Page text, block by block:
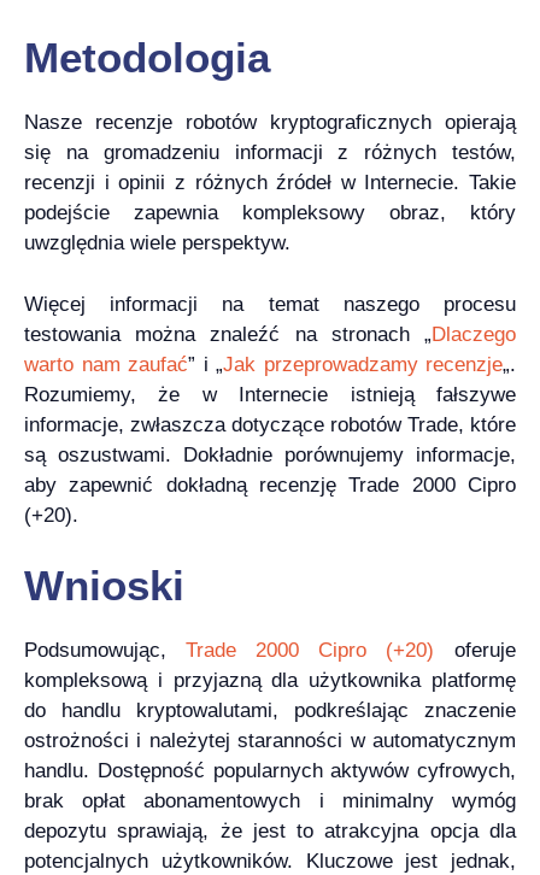
Metodologia
Nasze recenzje robotów kryptograficznych opierają
się na gromadzeniu informacji z różnych testów,
recenzji i opinii z różnych źródeł w Internecie. Takie
podejście zapewnia kompleksowy obraz, który
uwzględnia wiele perspektyw.
Więcej informacji na temat naszego procesu
testowania można znaleźć na stronach „Dlaczego
warto nam zaufać” i „Jak przeprowadzamy recenzje„.
Rozumiemy, że w Internecie istnieją fałszywe
informacje, zwłaszcza dotyczące robotów Trade, które
są oszustwami. Dokładnie porównujemy informacje,
aby zapewnić dokładną recenzję Trade 2000 Cipro
(+20).
Wnioski
Podsumowując, Trade 2000 Cipro (+20) oferuje
kompleksową i przyjazną dla użytkownika platformę
do handlu kryptowalutami, podkreślając znaczenie
ostrożności i należytej staranności w automatycznym
handlu. Dostępność popularnych aktywów cyfrowych,
brak opłat abonamentowych i minimalny wymóg
depozytu sprawiają, że jest to atrakcyjna opcja dla
potencjalnych użytkowników. Kluczowe jest jednak,